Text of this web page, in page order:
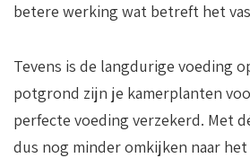
betere werking wat betreft het
Tevens is de langdurige voeding
potgrond zijn je kamerplanten
perfecte voeding verzekerd. Met
dus nog minder omkijken naar